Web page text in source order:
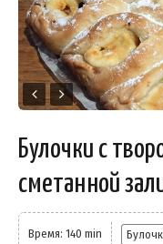
Булочки с
сметанной
Время: 140 min